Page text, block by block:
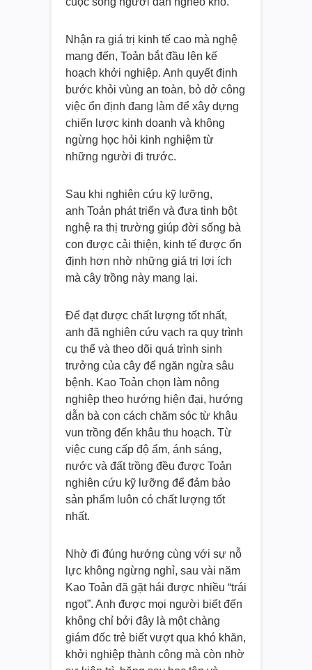
Nhận ra giá trị kinh tế cao mà nghệ
mang đến, Toản bắt đầu lên kế
hoạch khởi nghiệp. Anh quyết định
bước khỏi vùng an toàn, bỏ dở công
việc ổn định đang làm để xây dựng
chiến lược kinh doanh và không
ngừng học hỏi kinh nghiệm từ
những người đi trước.
Sau khi nghiên cứu kỹ lưỡng,
anh Toản phát triển và đưa tinh bột
nghệ ra thị trường giúp đời sống bà
con được cải thiện, kinh tế được ổn
định hơn nhờ những giá trị lợi ích
mà cây trồng này mang lại.
Để đạt được chất lượng tốt nhất,
anh đã nghiên cứu vạch ra quy trình
cụ thể và theo dõi quá trình sinh
trưởng của cây để ngăn ngừa sâu
bệnh. Kao Toản chọn làm nông
nghiệp theo hướng hiện đại, hướng
dẫn bà con cách chăm sóc từ khâu
vun trồng đến khâu thu hoạch. Từ
việc cung cấp độ ẩm, ánh sáng,
nước và đất trồng đều được Toản
nghiên cứu kỹ lưỡng để đảm bảo
sản phẩm luôn có chất lượng tốt
nhất.
Nhờ đi đúng hướng cùng với sự nỗ
lực không ngừng nghỉ, sau vài năm
Kao Toản đã gặt hái được nhiều “trái
ngọt”. Anh được mọi người biết đến
không chỉ bởi đây là một chàng
giám đốc trẻ biết vượt qua khó khăn,
khởi nghiệp thành công mà còn nhờ